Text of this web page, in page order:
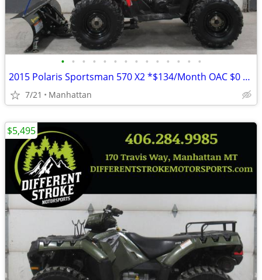
• • • • • • • • • • • • • •
2015 Polaris Sportsman 570 X2 *$134/Month OAC $0 Down* *Dump Box*
7/21 Manhattan
$5,495